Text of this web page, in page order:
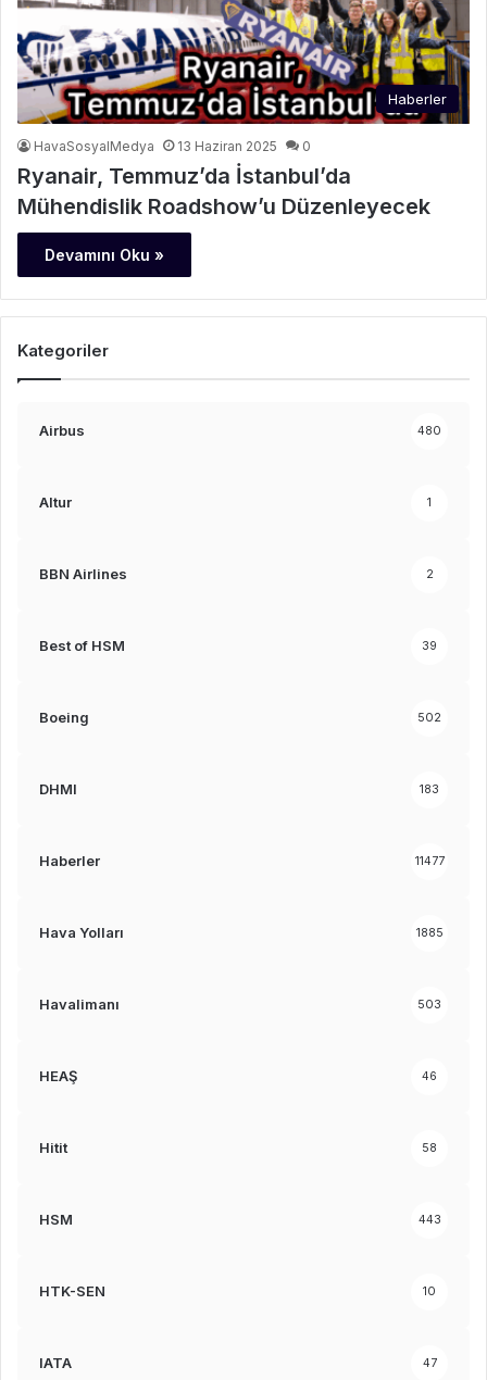
Haberler
HavaSosyalMedya 13 Haziran 2025 0
Ryanair, Temmuz’da İstanbul’da
Mühendislik Roadshow’u Düzenleyecek
Devamını Oku »
Kategoriler
Airbus 480
Altur 1
BBN Airlines 2
Best of HSM 39
Boeing 502
DHMI 183
Haberler 11477
Hava Yolları 1885
Havalimanı 503
HEAŞ 46
Hitit 58
HSM 443
HTK-SEN 10
IATA 47